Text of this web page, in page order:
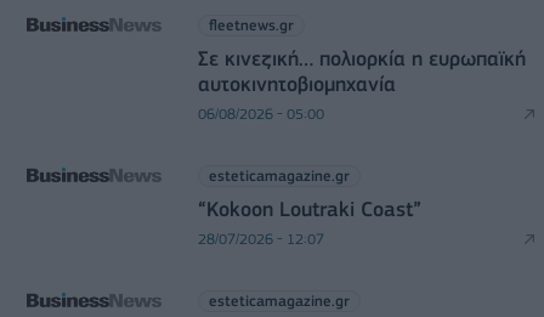
fleetnews.gr
Σε κινεζική… πολιορκία η ευρωπαϊκή
αυτοκινητοβιομηχανία
06/08/2026 - 05:00
esteticamagazine.gr
“Kokoon Loutraki Coast”
28/07/2026 - 12:07
esteticamagazine.gr